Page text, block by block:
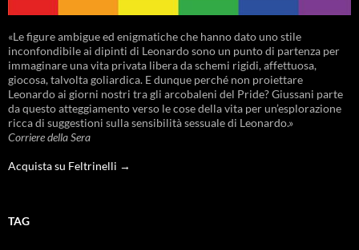
«Le figure ambigue ed enigmatiche che hanno dato uno stile
inconfondibile ai dipinti di Leonardo sono un punto di partenza per
immaginare una vita privata libera da schemi rigidi, affettuosa,
giocosa, talvolta goliardica. E dunque perché non proiettare
Leonardo ai giorni nostri tra gli arcobaleni del Pride? Giussani parte
da questo atteggiamento verso le cose della vita per un’esplorazione
ricca di suggestioni sulla sensibilità sessuale di Leonardo.»
Corriere della Sera
Acquista su Feltrinelli →
TAG